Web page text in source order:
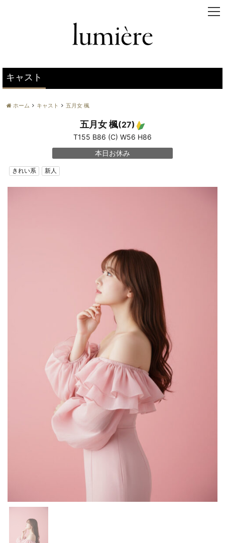
キャスト
ホーム キャスト 五月女 楓
五月女 楓(27)
T155 B86 (C) W56 H86
本日お休み
きれい系 新人
t